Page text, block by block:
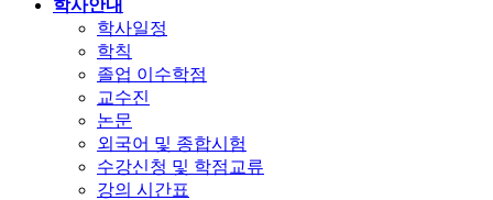
학사안내
학사일정
학칙
졸업 이수학점
교수진
논문
외국어 및 종합시험
수강신청 및 학점교류
강의 시간표